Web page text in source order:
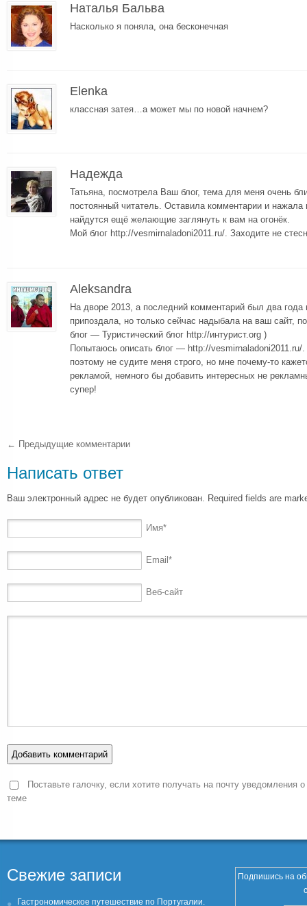
Наталья Бальва
Насколько я поняла, она бесконечная
Elenka
классная затея…а может мы по новой начнем?
Надежда
Татьяна, посмотрела Ваш блог, тема для меня очень
постоянный читатель. Оставила комментарии и нажала
найдутся ещё желающие заглянуть к вам на огонёк.
Мой блог http://vesmirnaladoni2011.ru/. Заходите не
Aleksandra
На дворе 2013, а последний комментарий был два года
припоздала, но только сейчас надыбала на ваш сайт,
блог — Туристический блог http://интурист.org )
Попытаюсь описать блог — http://
поэтому не судите меня строго, но мне почему-то
рекламой, немного бы добавить интересных не
супер!
← Предыдущие комментарии
Написать ответ
Ваш электронный адрес не будет опубликован. Required fields are
Имя*
Email *
Веб-сайт
Поставьте галочку, если хотите получать на почту уведомления
теме
Свежие записи
Гастрономическое путешествие по Португалии.
Подпишись на